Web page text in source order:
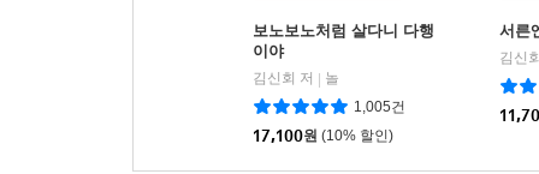
보노보노처럼 살다니 다행
이야
김신회 저
놀
1,005건
17,100원 (10% 할인)
서른
김신